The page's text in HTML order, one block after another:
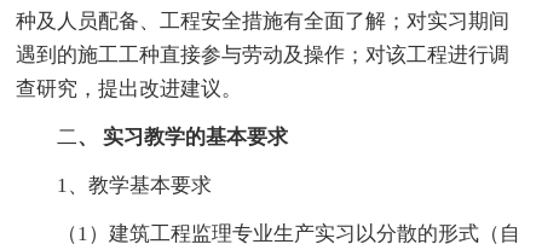
种及人员配备、工程安全措施有全面了解；对实习期间
遇到的施工工种直接参与劳动及操作；对该工程进行调
查研究，提出改进建议。
二、 实习教学的基本要求
1、教学基本要求
（1）建筑工程监理专业生产实习以分散的形式（自